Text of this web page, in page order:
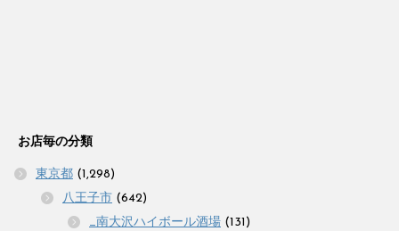
お店毎の分類
東京都 (1,298)
八王子市 (642)
_南大沢ハイボール酒場 (131)